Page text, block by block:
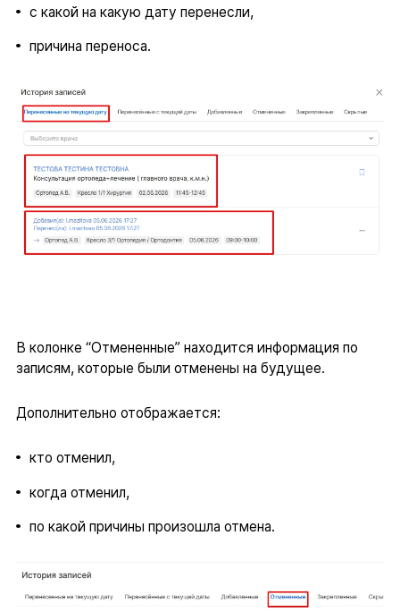
с какой на какую дату перенесли,
причина переноса.
В колонке “Отмененные” находится информация по
записям, которые были отменены на будущее.
Дополнительно отображается:
кто отменил,
когда отменил,
по какой причины произошла отмена.